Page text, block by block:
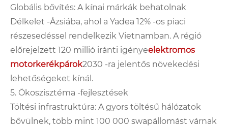
Globális bővítés: A kínai márkák behatolnak
Délkelet -Ázsiába, ahol a Yadea 12% -os piaci
részesedéssel rendelkezik Vietnamban. A régió
előrejelzett 120 millió iránti igényeelektromos
motorkerékpárok2030 -ra jelentős növekedési
lehetőségeket kínál.
5. Ökoszisztéma -fejlesztések
Töltési infrastruktúra: A gyors töltésű hálózatok
bővülnek, több mint 100 000 swapállomást várnak